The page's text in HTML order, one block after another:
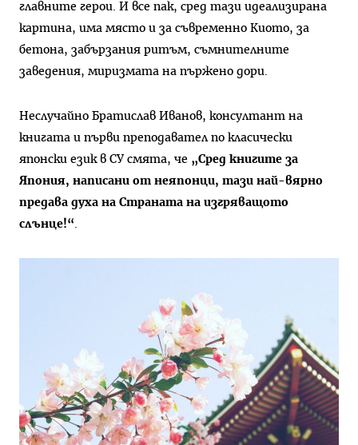
главните герои. И все пак, сред тази идеализирана
картина, има място и за съвременно Киото, за
бетона, забързания ритъм, съмнителните
заведения, миризмата на пържено дори.
Неслучайно Братислав Иванов, консултант на
книгата и първи преподавател по класически
японски език в СУ смята, че „Сред книгите за
Япония, написани от неяпонци, тази най-вярно
предава духа на Страната на изгряващото
слънце!“